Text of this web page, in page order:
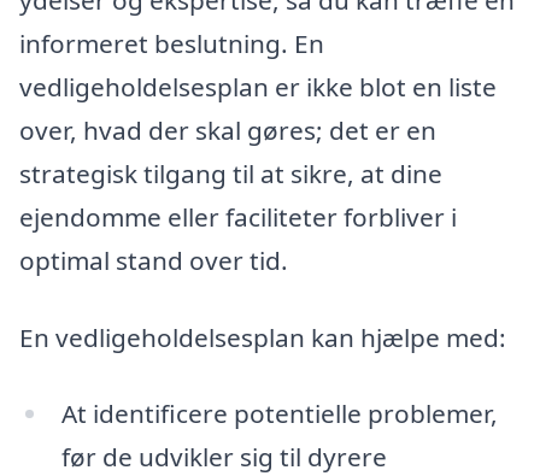
informeret beslutning. En
vedligeholdelsesplan er ikke blot en liste
over, hvad der skal gøres; det er en
strategisk tilgang til at sikre, at dine
ejendomme eller faciliteter forbliver i
optimal stand over tid.
En vedligeholdelsesplan kan hjælpe med:
At identificere potentielle problemer,
før de udvikler sig til dyrere